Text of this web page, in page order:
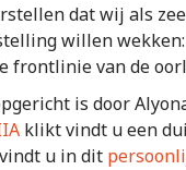
dat wij als
willen
frontlinie van de
is door
klikt vindt u een
u in dit